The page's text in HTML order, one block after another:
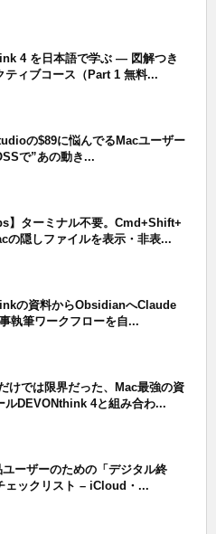
4 を日本語で学ぶ — 図解つき
ティブコース（Part 1 無料...
の$89に悩んでるMacユーザー
で”あの動き...
】ターミナル不要。Cmd+Shift+
の隠しファイルを表示・非表...
の資料からObsidianへClaude
執筆ワークフローを自...
けでは限界だった、Mac最強の資
ルDEVONthink 4と組み合わ...
ーザーのための「デジタル終
ェックリスト – iCloud・...